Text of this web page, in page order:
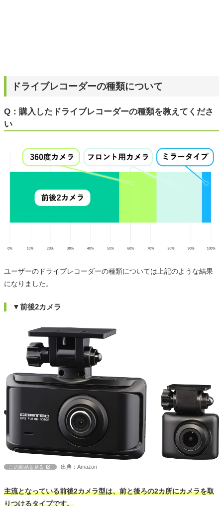
ドライブレコーダーの種類について
Q：購入したドライブレコーダーの種類を教えてくださ
い
ユーザーのドライブレコーダーの種類については上記のような結果
になりました。
▼前後2カメラ
この商品を見る 出典：Amazon
主流となっている前後2カメラ型は、前と後ろの2カ所にカメラを取
りつけるタイプです。